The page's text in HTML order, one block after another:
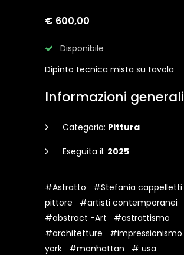
€ 600,00
Disponibile
Dipinto tecnica mista su tavola
Informazioni generali
Categoria: Pittura
Eseguita il: 2025
#Astratto #Stefania cappelletti
pittore
#artisti contemporanei
#abstract -Art
#astrattismo
#architetture
#impressionismo
york
#manhattan # usa